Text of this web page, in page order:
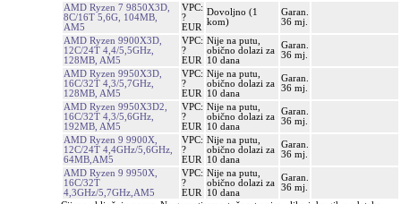
AMD Ryzen 7 9850X3D,
8C/16T 5,6G, 104MB,
AM5
VPC:
?
EUR
Dovoljno (1
kom)
Garan.
36 mj.
AMD Ryzen 9900X3D,
12C/24T 4,4/5,5GHz,
128MB, AM5
VPC:
?
EUR
Nije na putu,
obično dolazi za
10 dana
Garan.
36 mj.
AMD Ryzen 9950X3D,
16C/32T 4,3/5,7GHz,
128MB, AM5
VPC:
?
EUR
Nije na putu,
obično dolazi za
10 dana
Garan.
36 mj.
AMD Ryzen 9950X3D2,
16C/32T 4,3/5,6GHz,
192MB, AM5
VPC:
?
EUR
Nije na putu,
obično dolazi za
10 dana
Garan.
36 mj.
AMD Ryzen 9 9900X,
12C/24T 4,4GHz/5,6GHz,
64MB,AM5
VPC:
?
EUR
Nije na putu,
obično dolazi za
10 dana
Garan.
36 mj.
AMD Ryzen 9 9950X,
16C/32T
4,3GHz/5,7GHz,AM5
VPC:
?
EUR
Nije na putu,
obično dolazi za
10 dana
Garan.
36 mj.